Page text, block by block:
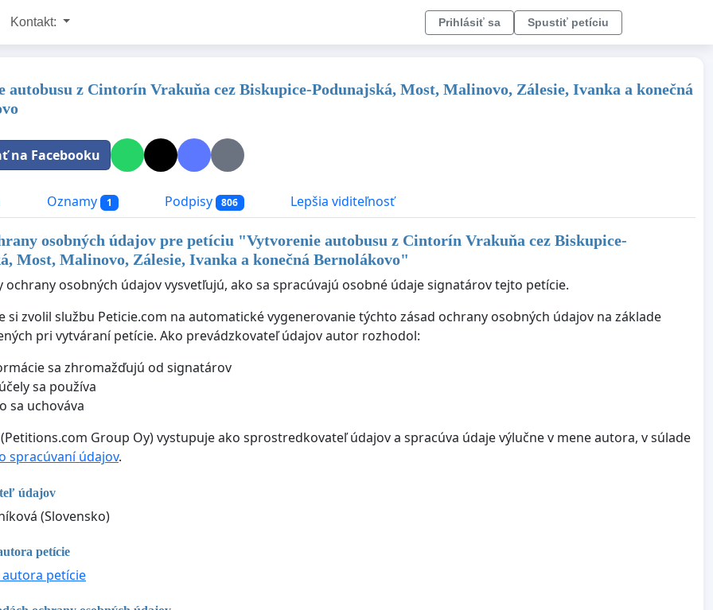
Kontakt: Prihlásiť sa Spustiť petíciu
autobusu z Cintorín Vrakuňa cez Biskupice-Podunajská, Most, Malinovo, Zálesie, Ivanka a konečná
na Facebooku
Oznamy 1 Podpisy 806 Lepšia viditeľnosť
osobných údajov pre petíciu "Vytvorenie autobusu z Cintorín Vrakuňa cez Biskupice-
Most, Malinovo, Zálesie, Ivanka a konečná Bernolákovo"
ochrany osobných údajov vysvetľujú, ako sa spracúvajú osobné údaje signatárov tejto petície.
si zvolil službu Peticie.com na automatické vygenerovanie týchto zásad ochrany osobných údajov na základe
pri vytváraní petície. Ako prevádzkovateľ údajov autor rozhodol:
sa zhromažďujú od signatárov
sa používa
sa uchováva
Group Oy) vystupuje ako sprostredkovateľ údajov a spracúva údaje výlučne v mene autora, v súlade
spracúvaní údajov.
údajov
(Slovensko)
petície
petície